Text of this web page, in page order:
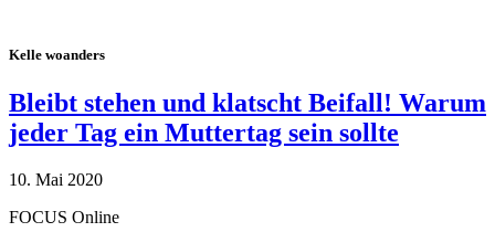
Kelle woanders
Bleibt stehen und klatscht Beifall! Warum
jeder Tag ein Muttertag sein sollte
10. Mai 2020
FOCUS Online